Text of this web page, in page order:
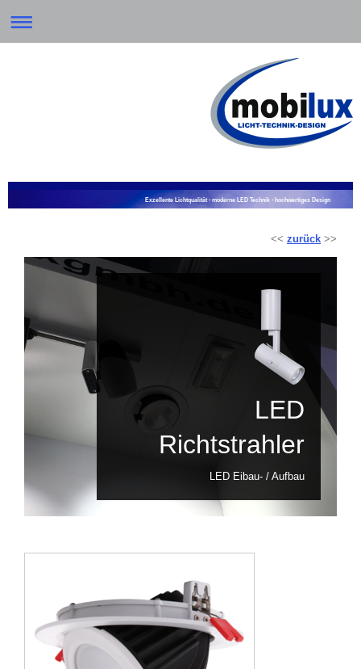
Exzellente Lichtqualität - moderne LED Technik - hochwertiges Design
<< zurück >>
LED
Richtstrahler
LED Eibau- / Aufbau